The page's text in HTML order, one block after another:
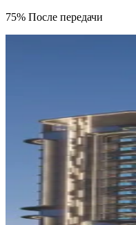
75% После передачи